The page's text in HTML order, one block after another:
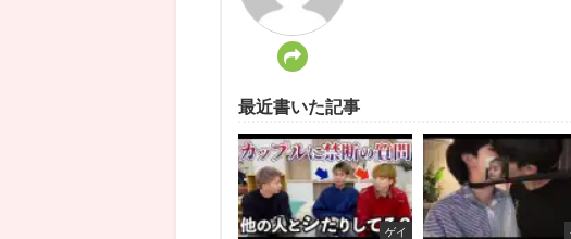
最近書いた記事
ゲイ